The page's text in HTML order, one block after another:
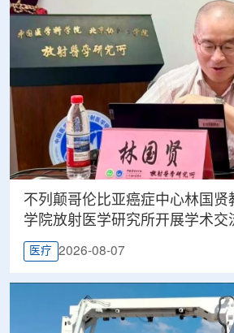
不列颠哥伦比亚癌症中心林国贤
学院放射医学研究所开展学术交
医疗 2026-08-07